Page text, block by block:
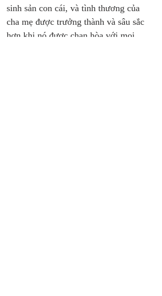
sinh sản con cái, và tình thương của
cha mẹ được trưởng thành và sâu sắc
hơn khi nó được chan hòa với mọi